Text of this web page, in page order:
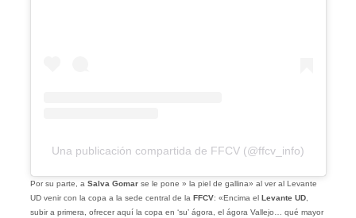
Una publicación compartida de FFCV (@ffcv_info)
Por su parte, a Salva Gomarse le pone » la piel de gallina» al ver al Levante
UD venir con la copa a la sede central de la FFCV: «Encima el Levante UD,
subir a primera, ofrecer aquí la copa en ‘su’ ágora, el ágora Vallejo… qué mayor